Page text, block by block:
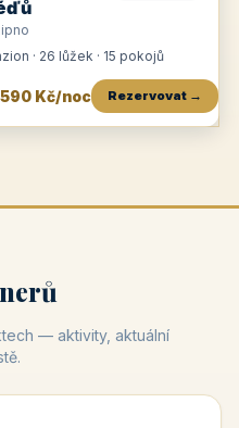
· 26 lůžek · 15 pokojů
Kč/noc Rezervovat →
— aktivity, aktuální